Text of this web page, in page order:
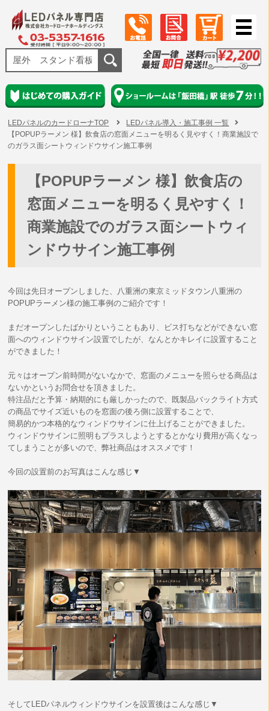
LEDパネルのカードローナTOP
LEDパネル導入・施工事例 一覧
【POPUPラーメン 様】飲食店の窓面メニューを明るく見やすく！商業施設で
のガラス面シートウィンドウサイン施工事例
【POPUPラーメン 様】飲食店の
窓面メニューを明るく見やすく！
商業施設でのガラス面シートウィ
ンドウサイン施工事例
今回は先日オープンしました、八重洲の東京ミッドタウン八重洲の
POPUPラーメン様の施工事例のご紹介です！
まだオープンしたばかりということもあり、ビス打ちなどができない窓
面へのウィンドウサイン設置でしたが、なんとかキレイに設置すること
ができました！
元々はオープン前時間がないなかで、窓面のメニューを照らせる商品は
ないかというお問合せを頂きました。
特注品だと予算・納期的にも厳しかったので、既製品バックライト方式
の商品でサイズ近いものを窓面の後ろ側に設置することで、
簡易的かつ本格的なウィンドウサインに仕上げることができました。
ウィンドウサインに照明もプラスしようとするとかなり費用が高くなっ
てしまうことが多いので、弊社商品はオススメです！
今回の設置前のお写真はこんな感じ▼
そしてLEDパネルウィンドウサインを設置後はこんな感じ▼